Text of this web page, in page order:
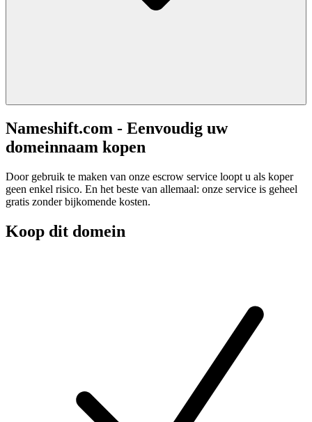
Nameshift.com - Eenvoudig uw
domeinnaam kopen
Door gebruik te maken van onze escrow service loopt u als koper
geen enkel risico. En het beste van allemaal: onze service is geheel
gratis zonder bijkomende kosten.
Koop dit domein